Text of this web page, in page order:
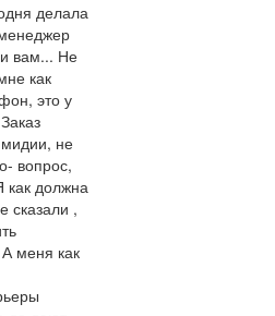
делала
вам... Не
как
это у
не
вопрос,
как должна
сказали ,
меня как